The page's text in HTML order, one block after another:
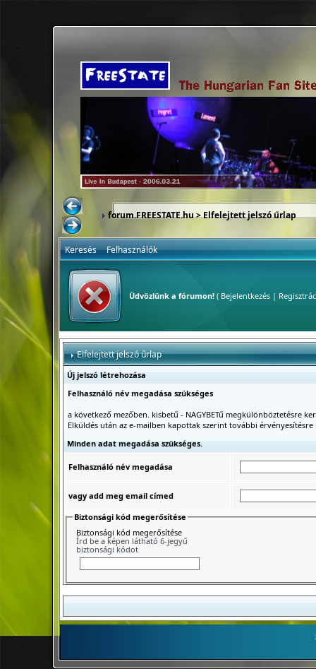
forum.FREESTATE.hu> Elfelejtett jelszó űrlap
Keresés Felhasználók
Üdvözlünk a fórumon!( Bejelentkezés|
Elfelejtett jelszó űrlap
Új jelszó létrehozása
Felhasználó név megadása szükséges
a következő mezőben. kisbetű - NAGYBETű megkülönböztetésre
Elküldés után az e-mailben kapottak szerint további
Minden adat megadása szükséges.
Felhasználó név megadása
vagy add meg email címed
Biztonsági kód megerősítése
Biztonsági kód megerősítése
Írd be a képen látható 6-jegyű
biztonsági kódot